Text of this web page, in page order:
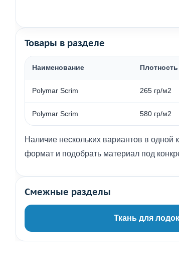
Товары в разделе
Наименование Плотность
Polymar Scrim 265 гр/м2
Polymar Scrim 580 гр/м2
Наличие нескольких вариантов в одной
формат и подобрать материал под
Смежные разделы
Ткань для лодок